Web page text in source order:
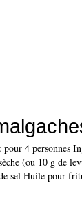
4 personnes
(ou 10 g de
sel Huile pour